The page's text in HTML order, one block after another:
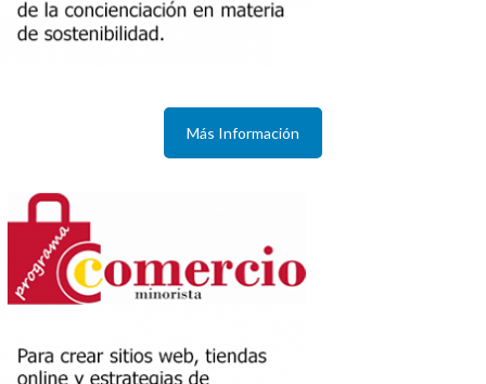
Más Información